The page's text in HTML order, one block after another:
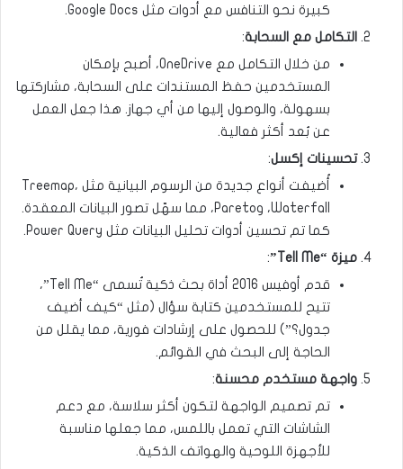
كبيرة نحو التنافس مع أدوات مثل Google Docs.
التكامل مع السحابة:
من خلال التكامل مع OneDrive، أصبح بإمكان
المستخدمين حفظ المستندات على السحابة، مشاركتها
بسهولة، والوصول إليها من أي جهاز. هذا جعل العمل
عن بُعد أكثر فعالية.
تحسينات إكسل:
أُضيفت أنواع جديدة من الرسوم البيانية مثل Treemap،
Waterfall، وPareto، مما سهّل تصور البيانات المعقدة.
كما تم تحسين أدوات تحليل البيانات مثل Power Query.
ميزة “Tell Me”
:
قدم أوفيس 2016 أداة بحث ذكية تُسمى “Tell Me”،
تتيح للمستخدمين كتابة سؤال (مثل “كيف أضيف
جدول؟”) للحصول على إرشادات فورية، مما يقلل من
الحاجة إلى البحث في القوائم.
واجهة مستخدم محسنة:
تم تصميم الواجهة لتكون أكثر سلاسة، مع دعم
الشاشات التي تعمل باللمس، مما جعلها مناسبة
للأجهزة اللوحية والهواتف الذكية.